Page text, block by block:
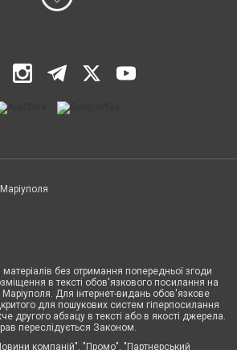
без отримання попередньої згоди
в тексті обов'язкового посилання на
Для інтернет-видань обов'язкове
для пошукових систем гіперпосилання
другого абзацу в тексті або в якості джерела.
переслідується Законом.
компаній", "Промо", "Партнерський